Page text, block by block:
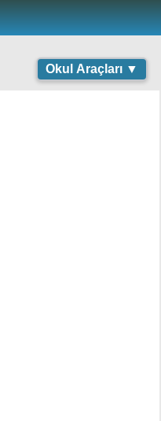
Okul Araçları ▼